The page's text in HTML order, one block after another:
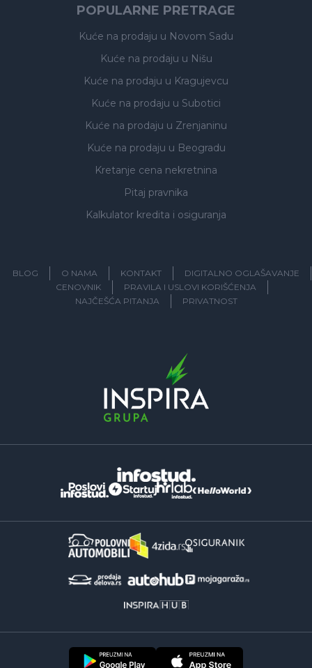
POPULARNE PRETRAGE
Kuće na prodaju u Novom Sadu
Kuće na prodaju u Nišu
Kuće na prodaju u Kragujevcu
Kuće na prodaju u Subotici
Kuće na prodaju u Zrenjaninu
Kuće na prodaju u Beogradu
Kretanje cena nekretnina
Pitaj pravnika
Kalkulator kredita i osiguranja
BLOG O NAMA KONTAKT
DIGITALNO OGLAŠAVANJE
CENOVNIK
PRAVILA I USLOVI KORIŠĆENJA
NAJČEŠĆA PITANJA
PRIVATNOST